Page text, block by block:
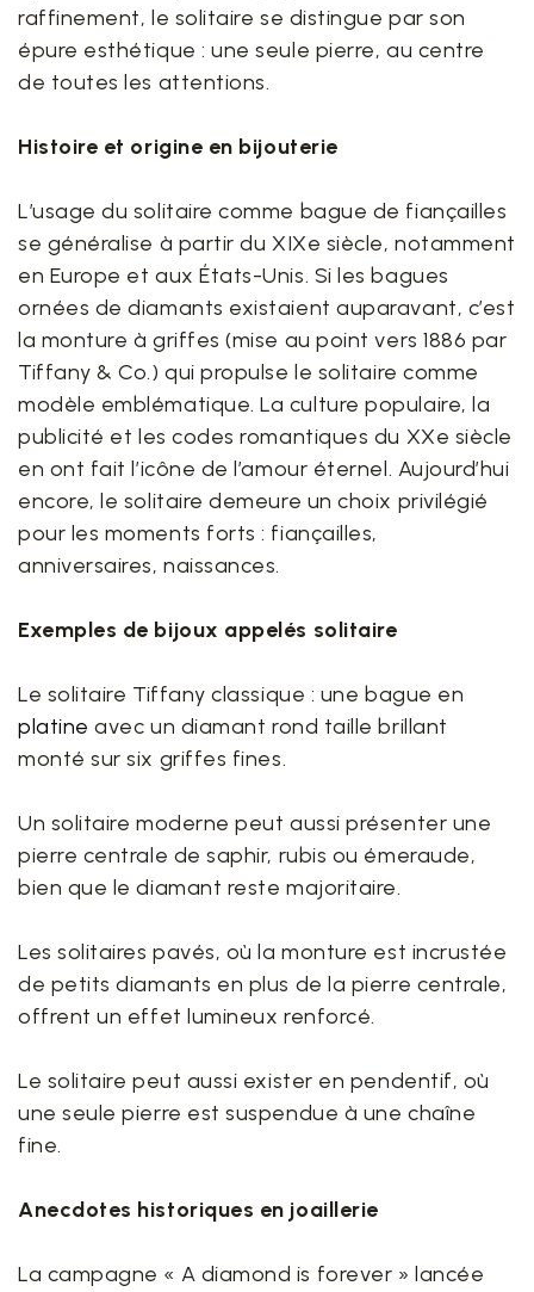
raffinement, le solitaire se distingue par son
épure esthétique : une seule pierre, au centre
de toutes les attentions.
Histoire et origine en bijouterie
L’usage du solitaire comme bague de fiançailles
se généralise à partir du XIXe siècle, notamment
en Europe et aux États-Unis. Si les bagues
ornées de diamants existaient auparavant, c’est
la monture à griffes (mise au point vers 1886 par
Tiffany & Co.) qui propulse le solitaire comme
modèle emblématique. La culture populaire, la
publicité et les codes romantiques du XXe siècle
en ont fait l’icône de l’amour éternel. Aujourd’hui
encore, le solitaire demeure un choix privilégié
pour les moments forts : fiançailles,
anniversaires, naissances.
Exemples de bijoux appelés solitaire
Le solitaire Tiffany classique : une bague en
platine avec un diamant rond taille brillant
monté sur six griffes fines.
Un solitaire moderne peut aussi présenter une
pierre centrale de saphir, rubis ou émeraude,
bien que le diamant reste majoritaire.
Les solitaires pavés, où la monture est incrustée
de petits diamants en plus de la pierre centrale,
offrent un effet lumineux renforcé.
Le solitaire peut aussi exister en pendentif, où
une seule pierre est suspendue à une chaîne
fine.
Anecdotes historiques en joaillerie
La campagne « A diamond is forever » lancée